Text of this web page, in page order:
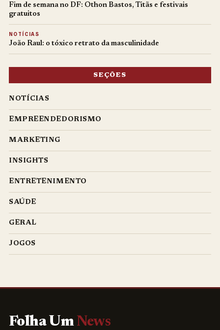
Fim de semana no DF: Othon Bastos, Titãs e festivais
gratuitos
NOTÍCIAS
João Raul: o tóxico retrato da masculinidade
SEÇÕES
NOTÍCIAS
EMPREENDEDORISMO
MARKETING
INSIGHTS
ENTRETENIMENTO
SAÚDE
GERAL
JOGOS
Folha Um News